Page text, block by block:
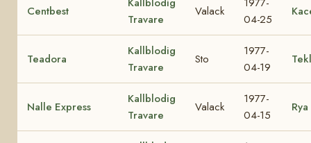
Centbest
Travare
Valack
04-25
Teadora
Kallblodig
Travare
Sto
1977-
04-19
Nalle Express
Kallblodig
Travare
Valack
1977-
04-15